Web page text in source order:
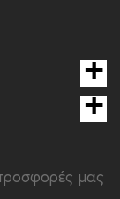
μας